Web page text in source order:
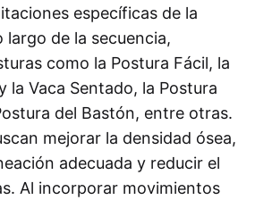
específicas de la
largo de la secuencia,
como la Postura Fácil, la
la Vaca Sentado, la Postura
del Bastón, entre otras.
mejorar la densidad ósea,
adecuada y reducir el
Al incorporar movimientos